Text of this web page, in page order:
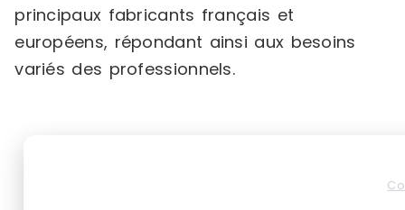
principaux fabricants français et
européens, répondant ainsi aux besoins
variés des professionnels.